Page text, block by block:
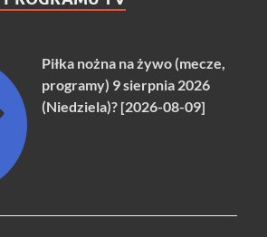
Piłka nożna na żywo (mecze,
programy) 9 sierpnia 2026
(Niedziela)? [2026-08-09]